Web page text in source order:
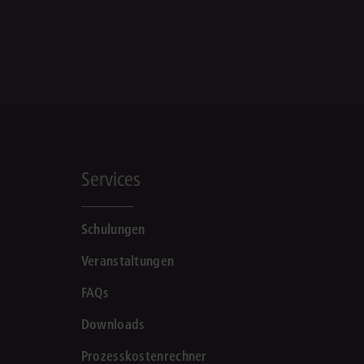
Services
Schulungen
Veranstaltungen
FAQs
Downloads
Prozesskostenrechner